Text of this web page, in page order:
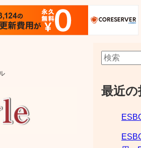
最近の